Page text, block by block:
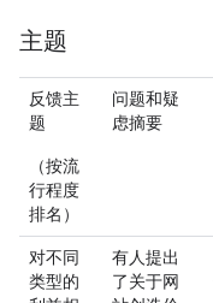
主题
反馈主
题
（按流
行程度
排名）
问题和疑
虑摘要
对不同
类型的
有人提出
了关于网